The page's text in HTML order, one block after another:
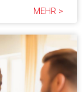
MEHR >